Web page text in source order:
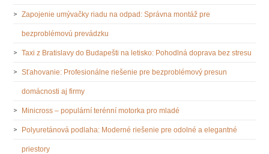
Zapojenie umývačky riadu na odpad: Správna montáž pre
bezproblémovú prevádzku
Taxi z Bratislavy do Budapešti na letisko: Pohodlná doprava bez stresu
Sťahovanie: Profesionálne riešenie pre bezproblémový presun
domácnosti aj firmy
Minicross – populární terénní motorka pro mladé
Polyuretánová podlaha: Moderné riešenie pre odolné a elegantné
priestory